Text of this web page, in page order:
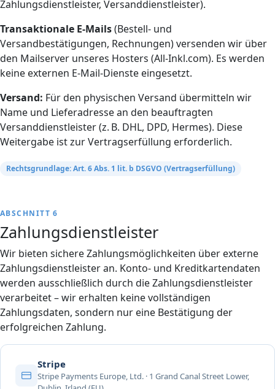
Zahlungsdienstleister, Versanddienstleister).
Transaktionale E-Mails(Bestell- und
Versandbestätigungen, Rechnungen) versenden wir über
den Mailserver unseres Hosters (All-Inkl.com). Es werden
keine externen E-Mail-Dienste eingesetzt.
Versand: Für den physischen Versand übermitteln wir
Name und Lieferadresse an den beauftragten
Versanddienstleister (z. B. DHL, DPD, Hermes). Diese
Weitergabe ist zur Vertragserfüllung erforderlich.
Rechtsgrundlage: Art. 6 Abs. 1 lit. b DSGVO (Vertragserfüllung)
ABSCHNITT 6
Zahlungsdienstleister
Wir bieten sichere Zahlungsmöglichkeiten über externe
Zahlungsdienstleister an. Konto- und Kreditkartendaten
werden ausschließlich durch die Zahlungsdienstleister
verarbeitet – wir erhalten keine vollständigen
Zahlungsdaten, sondern nur eine Bestätigung der
erfolgreichen Zahlung.
Stripe
Stripe Payments Europe, Ltd. · 1 Grand Canal Street Lower,